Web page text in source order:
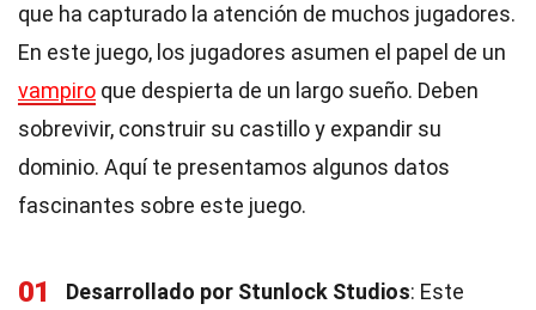
que ha capturado la atención de muchos jugadores.
En este juego, los jugadores asumen el papel de un
vampiro que despierta de un largo sueño. Deben
sobrevivir, construir su castillo y expandir su
dominio. Aquí te presentamos algunos datos
fascinantes sobre este juego.
01 Desarrollado por Stunlock Studios: Este